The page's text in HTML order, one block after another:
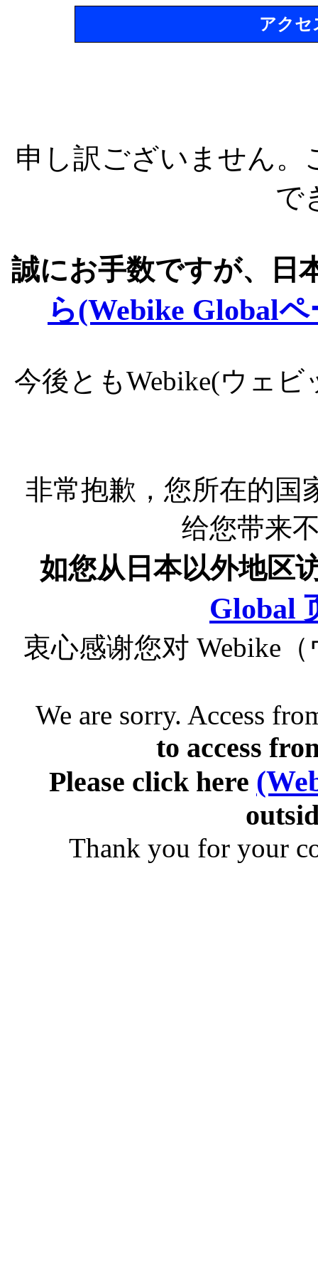
アクセ
申し訳ございません
で
誠にお手数ですが、日
ら(Webike Global
今後ともWebike(ウェ
非常抱歉，您所在的国
给您带来
如您从日本以外地区
Global
衷心感谢您对 Webike
We are sorry. Access
to access
Please click here
Thank you for your